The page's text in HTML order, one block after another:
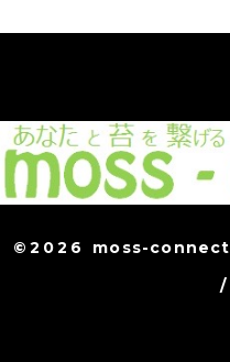
©2026 moss-connect
/